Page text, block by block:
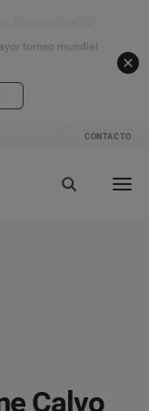
torneo mundial
CONTACTO
Calvo